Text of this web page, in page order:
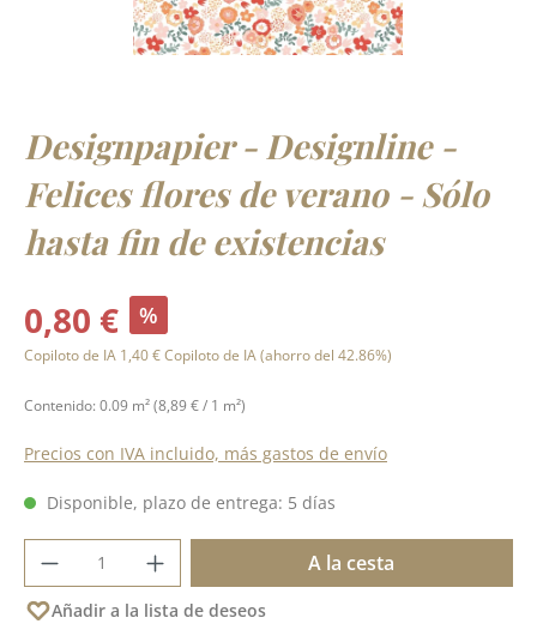
Designpapier - Designline -
Felices flores de verano - Sólo
hasta fin de existencias
Precio de venta:
0,80 € %
Copiloto de IA Precio normal:
1,40 €Copiloto de IA(ahorro del 42.86%)
Contenido: 0.09 m²(8,89 € / 1 m²)
Precios con IVA incluido, más gastos de envío
Disponible, plazo de entrega: 5 días
Cantidad del producto: introduce la
A la cesta
Añadir a la lista de deseos